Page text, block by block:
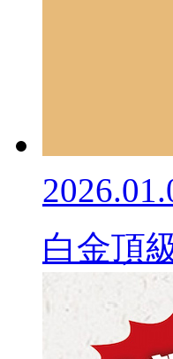
白金頂